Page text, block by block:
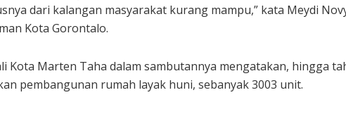
dari kalangan masyarakat kurang mampu,” kata Meydi
Kota Gorontalo.
Kota Marten Taha dalam sambutannya mengatakan, hingga
pembangunan rumah layak huni, sebanyak 3003 unit.